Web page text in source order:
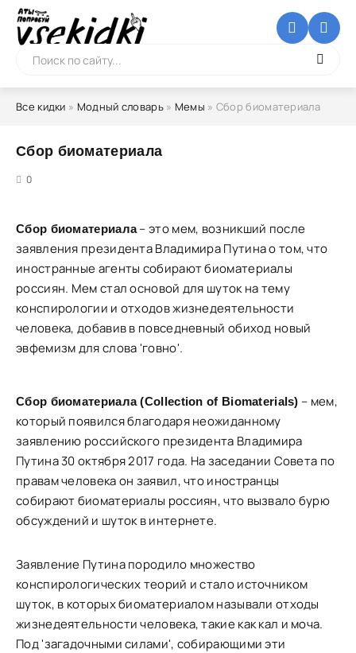
Все кидки » Модный словарь» Мемы » Сбор биоматериала
Сбор биоматериала
0
Сбор биоматериала– это мем, возникший после
заявления президента Владимира Путина о том, что
иностранные агенты собирают биоматериалы
россиян. Мем стал основой для шуток на тему
конспирологии и отходов жизнедеятельности
человека, добавив в повседневный обиход новый
эвфемизм для слова 'говно'.
Сбор биоматериала (Collection of Biomaterials) – мем,
который появился благодаря неожиданному
заявлению российского президента Владимира
Путина 30 октября 2017 года. На заседании Совета по
правам человека он заявил, что иностранцы
собирают биоматериалы россиян, что вызвало бурю
обсуждений и шуток в интернете.
Заявление Путина породило множество
конспирологических теорий и стало источником
шуток, в которых биоматериалом называли отходы
жизнедеятельности человека, такие как кал и моча.
Под 'загадочными силами', собирающими эти